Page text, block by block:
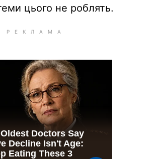
цього не роблять.